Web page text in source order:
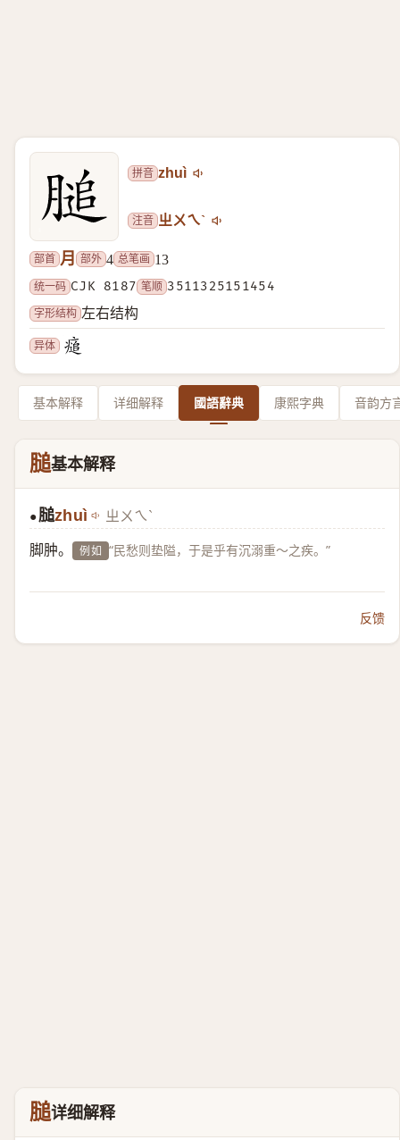
拼音 zhuì
注音 ㄓㄨㄟˋ
部首 月 部外 4 总笔画 13
统一码 CJK 8187 笔顺 3511325151454
字形结构 左右结构
异体
基本解释 详细解释 國語辭典 康熙字典 音韵方
膇基本解释
●膇zhuì ㄓㄨㄟˋ
脚肿。 例如 “民愁则垫隘，于是乎有沉溺重～之疾。”
反馈
膇详细解释